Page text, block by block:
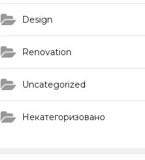
Design
Renovation
Uncategorized
Некатегоризовано